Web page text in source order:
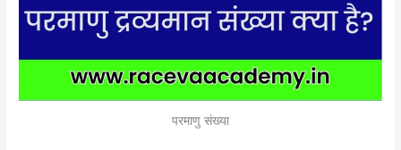
परमाणु संख्या